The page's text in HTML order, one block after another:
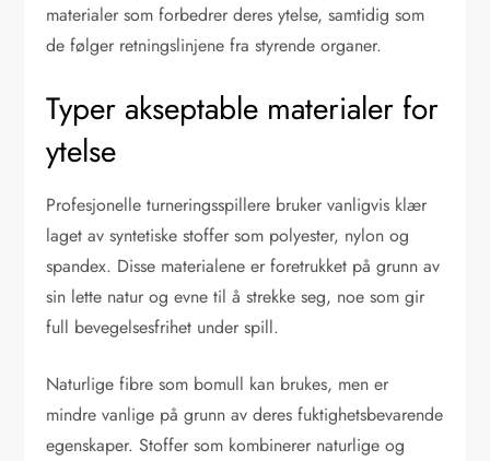
materialer som forbedrer deres ytelse, samtidig som
de følger retningslinjene fra styrende organer.
Typer akseptable materialer for
ytelse
Profesjonelle turneringsspillere bruker vanligvis klær
laget av syntetiske stoffer som polyester, nylon og
spandex. Disse materialene er foretrukket på grunn av
sin lette natur og evne til å strekke seg, noe som gir
full bevegelsesfrihet under spill.
Naturlige fibre som bomull kan brukes, men er
mindre vanlige på grunn av deres fuktighetsbevarende
egenskaper. Stoffer som kombinerer naturlige og